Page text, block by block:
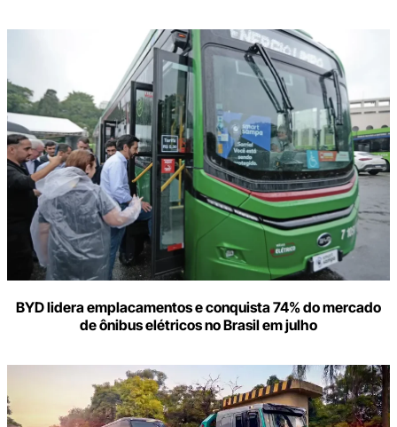
BYD lidera emplacamentos e conquista 74% do mercado
de ônibus elétricos no Brasil em julho